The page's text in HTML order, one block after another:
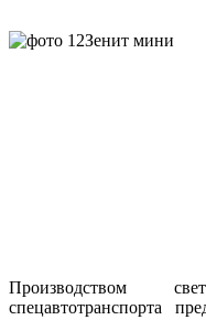
Производством
спецавтотранспорта